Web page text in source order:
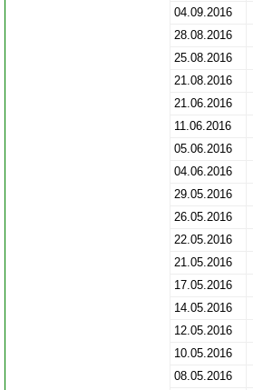
04.09.2016
28.08.2016
25.08.2016
21.08.2016
21.06.2016
11.06.2016
05.06.2016
04.06.2016
29.05.2016
26.05.2016
22.05.2016
21.05.2016
17.05.2016
14.05.2016
12.05.2016
10.05.2016
08.05.2016